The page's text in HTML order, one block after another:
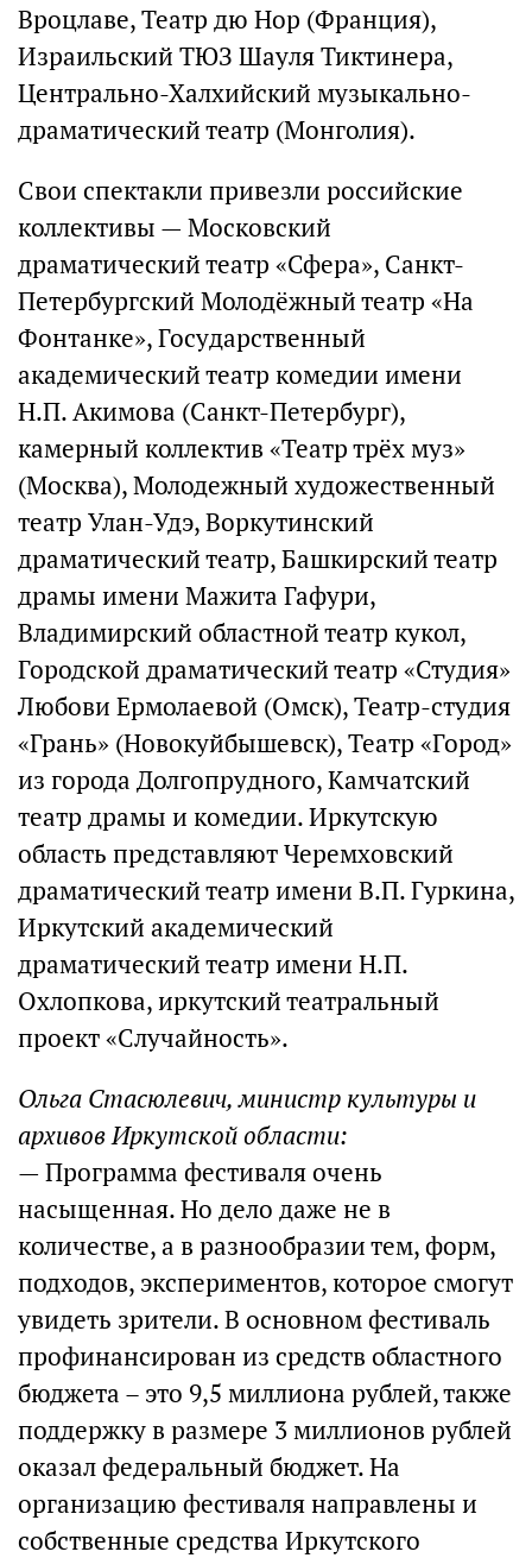
Вроцлаве, Театр дю Нор (Франция),
Израильский ТЮЗ Шауля Тиктинера,
Центрально-Халхийский музыкально-
драматический театр (Монголия).
Свои спектакли привезли российские
коллективы — Московский
драматический театр «Сфера», Санкт-
Петербургский Молодёжный театр «На
Фонтанке», Государственный
академический театр комедии имени
Н.П. Акимова (Санкт-Петербург),
камерный коллектив «Театр трёх муз»
(Москва), Молодежный художественный
театр Улан-Удэ, Воркутинский
драматический театр, Башкирский театр
драмы имени Мажита Гафури,
Владимирский областной театр кукол,
Городской драматический театр «Студия»
Любови Ермолаевой (Омск), Театр-студия
«Грань» (Новокуйбышевск), Театр «Город»
из города Долгопрудного, Камчатский
театр драмы и комедии. Иркутскую
область представляют Черемховский
драматический театр имени В.П. Гуркина,
Иркутский академический
драматический театр имени Н.П.
Охлопкова, иркутский театральный
проект «Случайность».
Ольга Стасюлевич, министр культуры и
архивов Иркутской области:
— Программа фестиваля очень
насыщенная. Но дело даже не в
количестве, а в разнообразии тем, форм,
подходов, экспериментов, которое смогут
увидеть зрители. В основном фестиваль
профинансирован из средств областного
бюджета – это 9,5 миллиона рублей, также
поддержку в размере 3 миллионов рублей
оказал федеральный бюджет. На
организацию фестиваля направлены и
собственные средства Иркутского